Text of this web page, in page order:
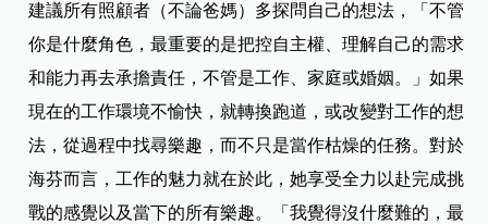
建議所有照顧者（不論爸媽）多探問自己的想法，「不管
你是什麼角色，最重要的是把控自主權、理解自己的需求
和能力再去承擔責任，不管是工作、家庭或婚姻。」如果
現在的工作環境不愉快，就轉換跑道，或改變對工作的想
法，從過程中找尋樂趣，而不只是當作枯燥的任務。對於
海芬而言，工作的魅力就在於此，她享受全力以赴完成挑
戰的感覺以及當下的所有樂趣。「我覺得沒什麼難的，最